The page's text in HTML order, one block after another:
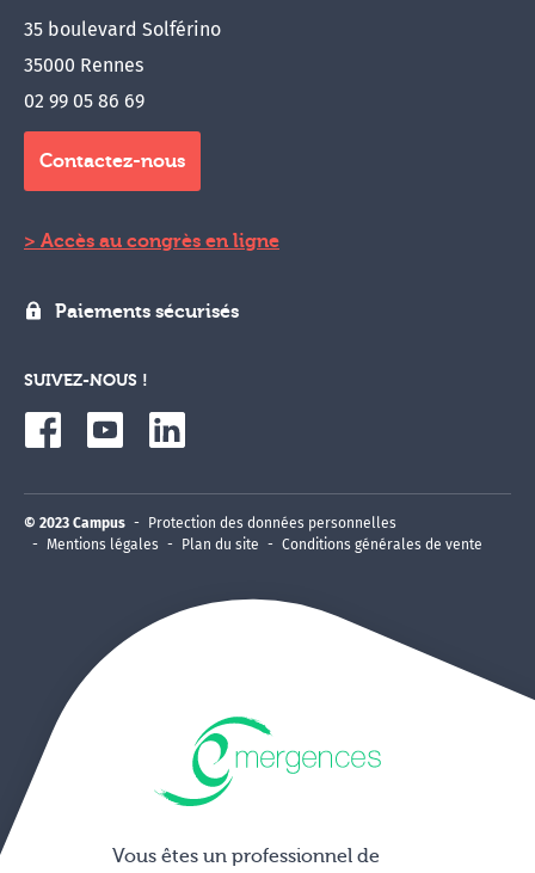
35 boulevard Solférino
35000 Rennes
02 99 05 86 69
Contactez-nous
Accès au congrès en ligne
Paiements sécurisés
SUIVEZ-NOUS !
© 2023 Campus
Protection des données personnelles
Mentions légales
Plan du site Conditions générales de vente
Vous êtes un professionnel de